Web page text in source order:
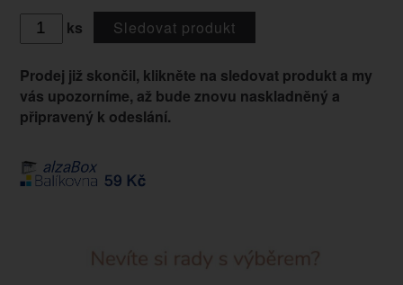
ks Sledovat produkt
Prodej již skončil, klikněte na sledovat produkta my
vás upozorníme, až bude znovu naskladněný a
připravený k odeslání.